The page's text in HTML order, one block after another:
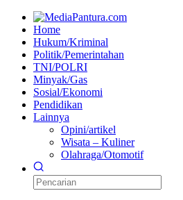
Home
Hukum/Kriminal
Politik/Pemerintahan
TNI/POLRI
Minyak/Gas
Sosial/Ekonomi
Pendidikan
Lainnya
Opini/artikel
Wisata – Kuliner
Olahraga/Otomotif